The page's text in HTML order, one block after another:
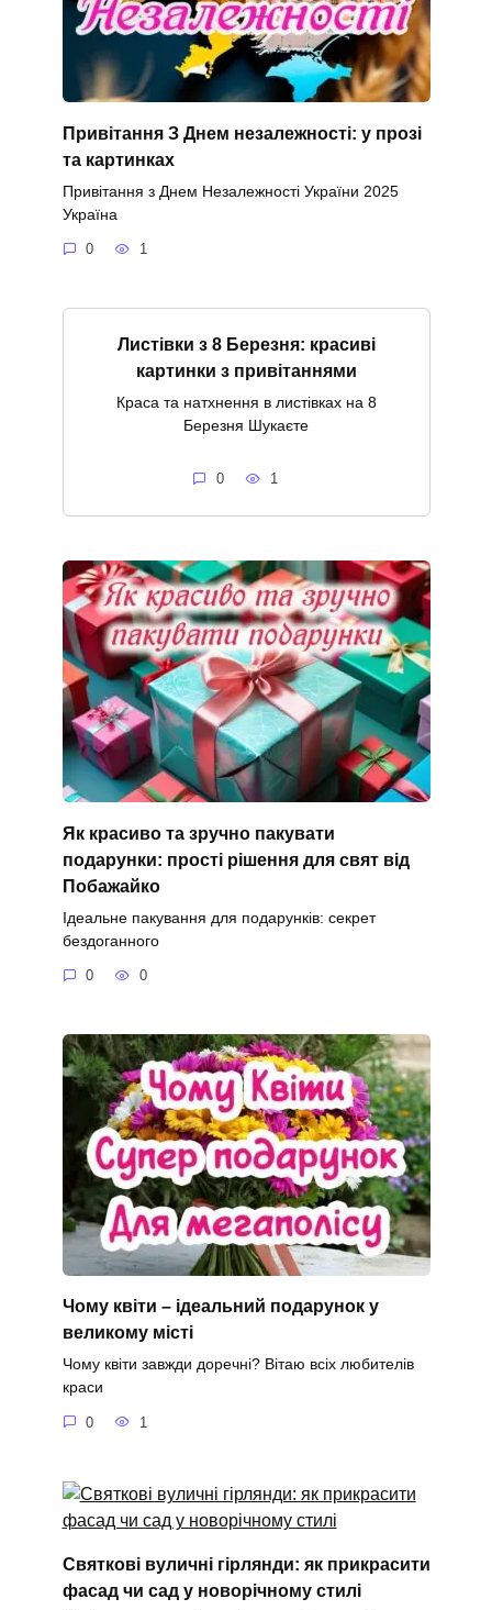
Привітання З Днем незалежності: у прозі
та картинках
Привітання з Днем Незалежності України 2025
Україна
0 1
Листівки з 8 Березня: красиві
картинки з привітаннями
Краса та натхнення в листівках на 8
Березня Шукаєте
0 1
Як красиво та зручно пакувати
подарунки: прості рішення для свят від
Побажайко
Ідеальне пакування для подарунків: секрет
бездоганного
0 0
Чому квіти – ідеальний подарунок у
великому місті
Чому квіти завжди доречні? Вітаю всіх любителів
краси
0 1
Святкові вуличні гірлянди: як прикрасити
фасад чи сад у новорічному стилі